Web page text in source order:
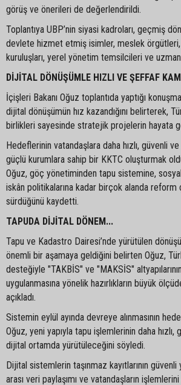
görüş ve önerileri de değerlendirildi.
Toplantıya UBP’nin siyasi kadroları, geçmiş
devlete hizmet etmiş isimler, meslek
kuruluşları, yerel yönetim temsilcileri ve
DİJİTAL DÖNÜŞÜMLE HIZLI VE ŞEFFAF
İçişleri Bakanı Oğuz toplantıda yaptığı
dijital dönüşümün hız kazandığını belirterek,
birlikleri sayesinde stratejik projelerin hayata
Hedeflerinin vatandaşlara daha hızlı, güvenli
güçlü kurumlara sahip bir KKTC oluşturmak
Oğuz, göç yönetiminden tapu sistemine,
iskân politikalarına kadar birçok alanda reform
sürdüğünü kaydetti.
TAPUDA DİJİTAL DÖNEM...
Tapu ve Kadastro Dairesi’nde yürütülen
önemli bir aşamaya geldiğini belirten Oğuz,
desteğiyle "TAKBİS" ve "MAKSİS"
uygulanmasına yönelik hazırlıkların büyük
açıkladı.
Sistemin eylül ayında devreye alınmasının
Oğuz, yeni yapıyla tapu işlemlerinin daha
dijital ortamda yürütüleceğini söyledi.
Dijital sistemlerin taşınmaz kayıtlarının
arası veri paylaşımı ve vatandaşların